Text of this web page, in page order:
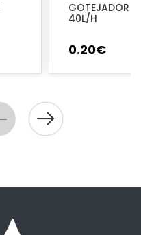
GOTEJADOR
40L/H
0.20€